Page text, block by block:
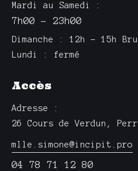
Mardi au Samedi :
7h00 – 23h00
Dimanche : 12h – 15h
Lundi : fermé
Accès
Adresse :
26 Cours de Verdun,
mlle.simone@incipit.pro
04 78 71 12 80